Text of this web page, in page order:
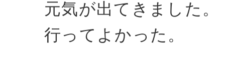
元気が出てきました。
行ってよかった。